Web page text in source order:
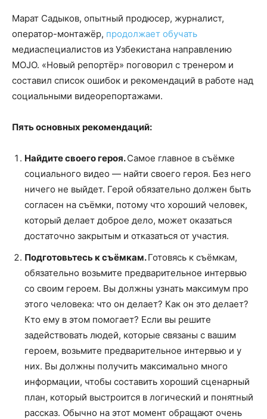
Марат Садыков, опытный продюсер, журналист,
оператор-монтажёр, продолжает обучать
медиаспециалистов из Узбекистана направлению
MOJO. «Новый репортёр» поговорил с тренером и
составил список ошибок и рекомендаций в работе над
социальными видеорепортажами.
Пять основных рекомендаций:
Найдите своего героя.Самое главное в съёмке
социального видео — найти своего героя. Без него
ничего не выйдет. Герой обязательно должен быть
согласен на съёмки, потому что хороший человек,
который делает доброе дело, может оказаться
достаточно закрытым и отказаться от участия.
Подготовьтесь к съёмкам.Готовясь к съёмкам,
обязательно возьмите предварительное интервью
со своим героем. Вы должны узнать максимум про
этого человека: что он делает? Как он это делает?
Кто ему в этом помогает? Если вы решите
задействовать людей, которые связаны с вашим
героем, возьмите предварительное интервью и у
них. Вы должны получить максимально много
информации, чтобы составить хороший сценарный
план, который выстроится в логический и понятный
рассказ. Обычно на этот момент обращают очень